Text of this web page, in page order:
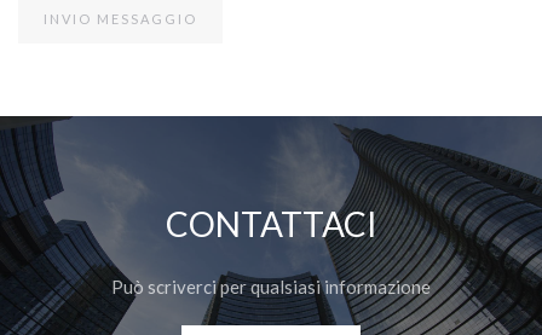
CONTATTACI
Può scriverci per qualsiasi informazione